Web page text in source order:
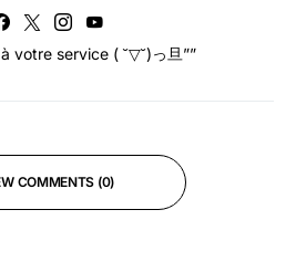
votre service ( ˘▽˘)っ旦””
COMMENTS (0)